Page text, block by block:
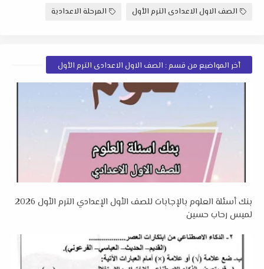
الصف الاول الاعدادى الترم الأول المرحلة الاعدادية
أخر المواضيع من قسم : الصف الاول الاعدادى الترم الأول
بنك أسئلة العلوم بالإجابات للصف الأول الإعدادي الترم الأول 2026
لميس رحاب حسين